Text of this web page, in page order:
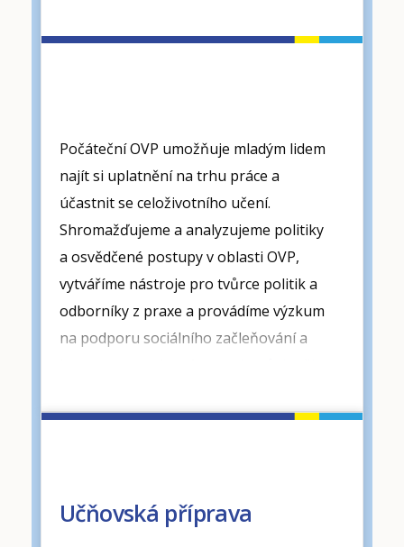
Počáteční OVP umožňuje mladým lidem
najít si uplatnění na trhu práce a
účastnit se celoživotního učení.
Shromažďujeme a analyzujeme politiky
a osvědčené postupy v oblasti OVP,
vytváříme nástroje pro tvůrce politik a
odborníky z praxe a provádíme výzkum
na podporu sociálního začleňování a
studia, osob předčasně odcházejících
ani se neúčastní vzdělávání nebo
odborné přípravy (NEET)
Učňovská příprava